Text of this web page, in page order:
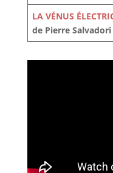
LA VÉNUS
de Pierre Salvadori